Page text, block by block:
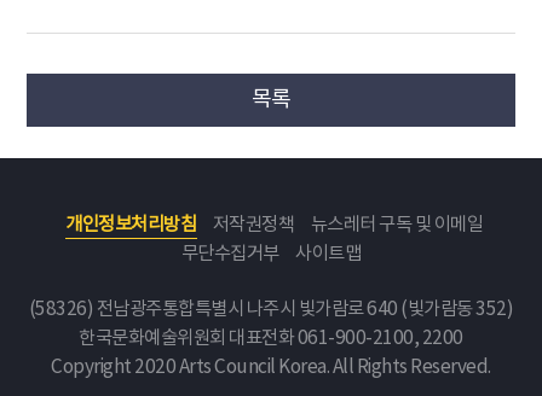
목록
개인정보처리방침 저작권정책
뉴스레터 구독 및 이메일
무단수집거부
사이트맵
(58326) 전남광주통합특별시 나주시 빛가람로 640 (빛가람동 352)
한국문화예술위원회 대표전화 061-900-2100, 2200
Copyright 2020 Arts Council Korea. All Rights Reserved.